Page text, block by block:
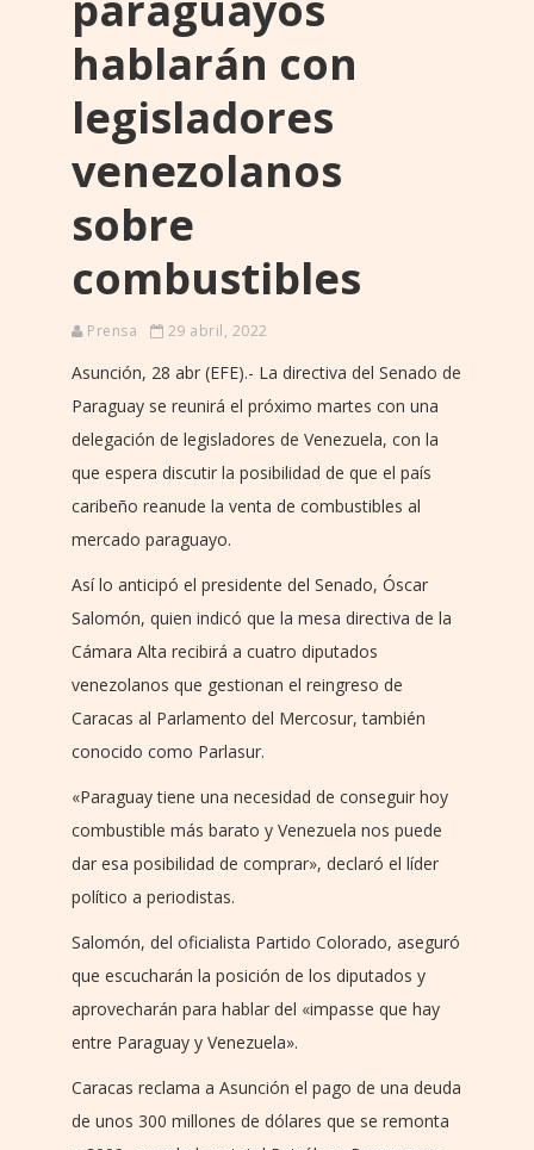
hablarán con
legisladores
venezolanos
sobre
combustibles
Prensa 29 abril, 2022
Asunción, 28 abr (EFE).- La directiva del Senado de
Paraguay se reunirá el próximo martes con una
delegación de legisladores de Venezuela, con la
que espera discutir la posibilidad de que el país
caribeño reanude la venta de combustibles al
mercado paraguayo.
Así lo anticipó el presidente del Senado, Óscar
Salomón, quien indicó que la mesa directiva de la
Cámara Alta recibirá a cuatro diputados
venezolanos que gestionan el reingreso de
Caracas al Parlamento del Mercosur, también
conocido como Parlasur.
«Paraguay tiene una necesidad de conseguir hoy
combustible más barato y Venezuela nos puede
dar esa posibilidad de comprar», declaró el líder
político a periodistas.
Salomón, del oficialista Partido Colorado, aseguró
que escucharán la posición de los diputados y
aprovecharán para hablar del «impasse que hay
entre Paraguay y Venezuela».
Caracas reclama a Asunción el pago de una deuda
de unos 300 millones de dólares que se remonta